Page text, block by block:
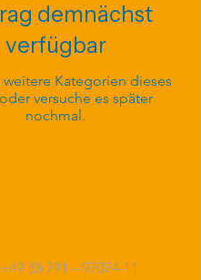
demnächst
verfügbar
weitere Kategorien dieses
versuche es später
nochmal.
(0) 791 – 97074-11